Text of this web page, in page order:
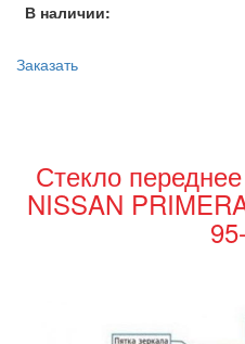
В наличии:
Заказать
Стекло
NISSAN